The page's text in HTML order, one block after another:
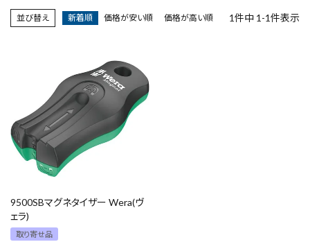
収納・腰袋・ワーク用品
金物・現場資材
コンテンツ
ガイドライン
並び替え 新着順 価格が安い順 価格が高い順 1件中 1 -1件表示
9500SBマグネタイザー Wera(ヴ
ェラ)
取り寄せ品